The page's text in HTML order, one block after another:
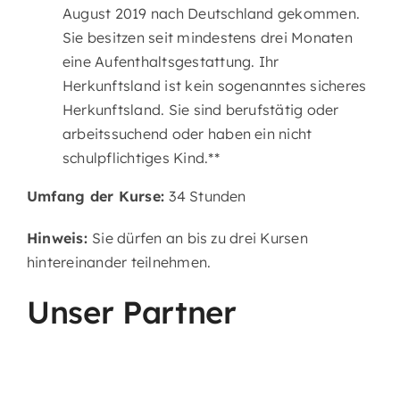
August 2019 nach Deutschland gekommen.
Sie besitzen seit mindestens drei Monaten
eine Aufenthaltsgestattung. Ihr
Herkunftsland ist kein sogenanntes sicheres
Herkunftsland. Sie sind berufstätig oder
arbeitssuchend oder haben ein nicht
schulpflichtiges Kind.**
Umfang der Kurse:34 Stunden
Hinweis: Sie dürfen an bis zu drei Kursen
hintereinander teilnehmen.
Unser Partner